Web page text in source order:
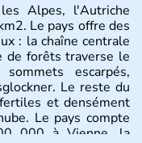
Alpes, l'Autriche
Le pays offre des
: la chaîne centrale
de forêts traverse le
escarpés,
Le reste du
et densément
Le pays compte
000 à Vienne, la